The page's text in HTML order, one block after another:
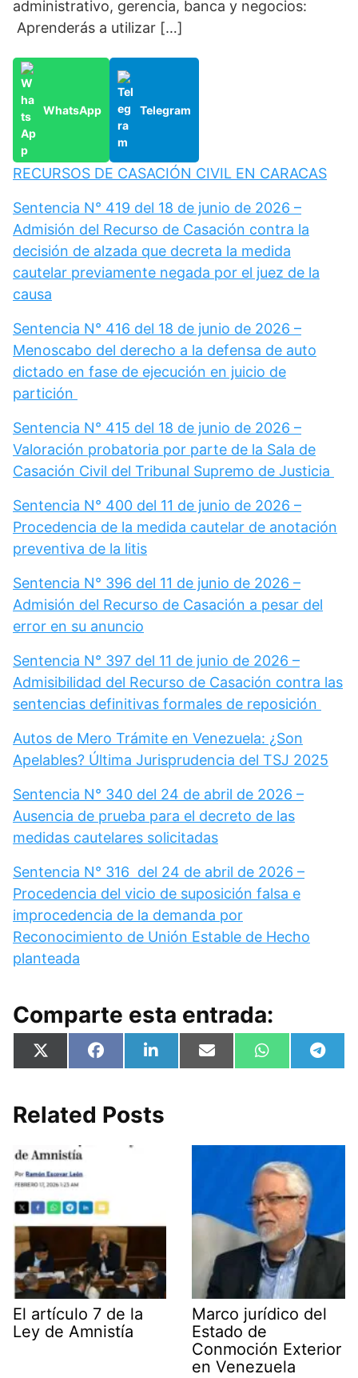
administrativo, gerencia, banca y negocios:
Aprenderás a utilizar […]
WhatsApp Telegram
RECURSOS DE CASACIÓN CIVIL EN CARACAS
Sentencia N° 419 del 18 de junio de 2026 –
Admisión del Recurso de Casación contra la
decisión de alzada que decreta la medida
cautelar previamente negada por el juez de la
causa
Sentencia N° 416 del 18 de junio de 2026 –
Menoscabo del derecho a la defensa de auto
dictado en fase de ejecución en juicio de
partición
Sentencia N° 415 del 18 de junio de 2026 –
Valoración probatoria por parte de la Sala de
Casación Civil del Tribunal Supremo de Justicia
Sentencia N° 400 del 11 de junio de 2026 –
Procedencia de la medida cautelar de anotación
preventiva de la litis
Sentencia N° 396 del 11 de junio de 2026 –
Admisión del Recurso de Casación a pesar del
error en su anuncio
Sentencia N° 397 del 11 de junio de 2026 –
Admisibilidad del Recurso de Casación contra las
sentencias definitivas formales de reposición
Autos de Mero Trámite en Venezuela: ¿Son
Apelables? Última Jurisprudencia del TSJ 2025
Sentencia N° 340 del 24 de abril de 2026 –
Ausencia de prueba para el decreto de las
medidas cautelares solicitadas
Sentencia N° 316 del 24 de abril de 2026 –
Procedencia del vicio de suposición falsa e
improcedencia de la demanda por
Reconocimiento de Unión Estable de Hecho
planteada
Comparte esta entrada:
Compartir
en
X
(
i
t
r
)
Compartir
en
F
a
b
o
Compartir
en
L
i
e
d
Compartir
en
E
m
Compartir
en
W
h
p
en
T
e
m
Related Posts
El artículo 7 de la
Ley de Amnistía
Marco jurídico del
Estado de
Conmoción Exterior
en Venezuela